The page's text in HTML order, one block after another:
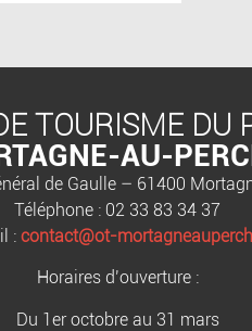
TOURISME DU
AU-
de Gaulle – 61400
Téléphone : 02 33 83 34 37
: contact@ot-
Horaires d’ouverture :
Du 1er octobre au 31 mars